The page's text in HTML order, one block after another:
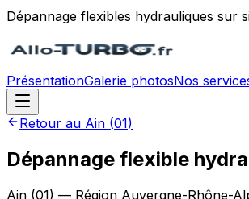
Dépannage flexibles hydrauliques sur
PrésentationGalerie photosNos
Retour au Ain (01)
Dépannage flexible
Ain (01) — Région Auvergne-Rhône-